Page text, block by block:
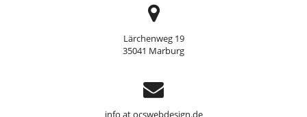
Adresse
Lärchenweg 19
35041 Marburg
Support
info at ocswebdesign.de